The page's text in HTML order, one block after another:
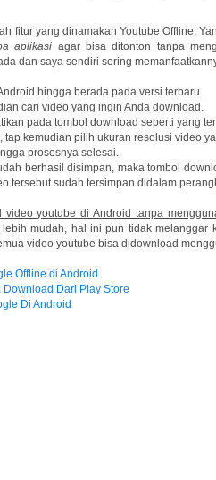
fitur yang dinamakan Youtube Offline.
aplikasi agar bisa ditonton tanpa
dan saya sendiri sering
hingga berada pada versi terbaru.
cari video yang ingin Anda download.
pada tombol download seperti yang
tap kemudian pilih ukuran resolusi video
prosesnya selesai.
berhasil disimpan, maka tombol
tersebut sudah tersimpan didalam
video youtube di Android tanpa
mudah, hal ini pun tidak melanggar
video youtube bisa didownload
Offline di Android
Dari Play Store
Di Android